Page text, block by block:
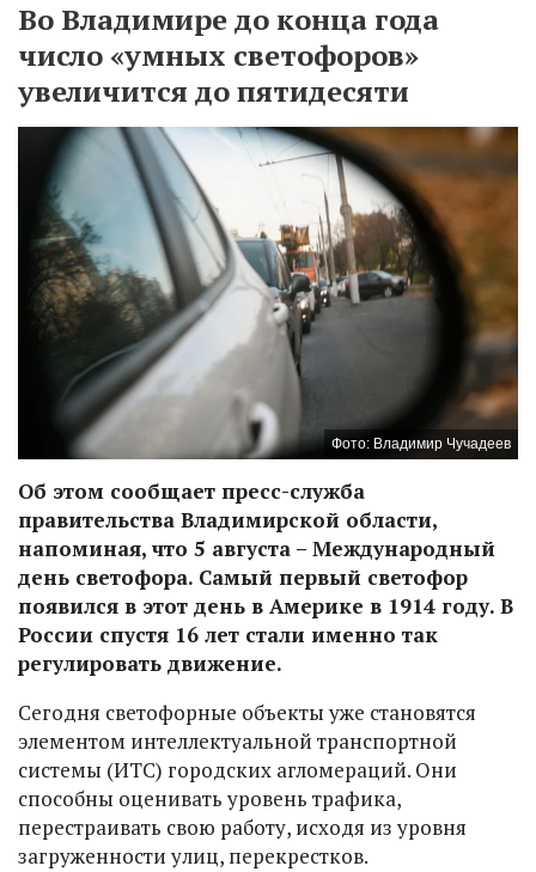
Во Владимире до конца года
число «умных светофоров»
увеличится до пятидесяти
Фото: Владимир Чучадеев
Об этом сообщает пресс-служба
правительства Владимирской области,
напоминая, что 5 августа – Международный
день светофора. Самый первый светофор
появился в этот день в Америке в 1914 году. В
России спустя 16 лет стали именно так
регулировать движение.
Сегодня светофорные объекты уже становятся
элементом интеллектуальной транспортной
системы (ИТС) городских агломераций. Они
способны оценивать уровень трафика,
перестраивать свою работу, исходя из уровня
загруженности улиц, перекрестков.